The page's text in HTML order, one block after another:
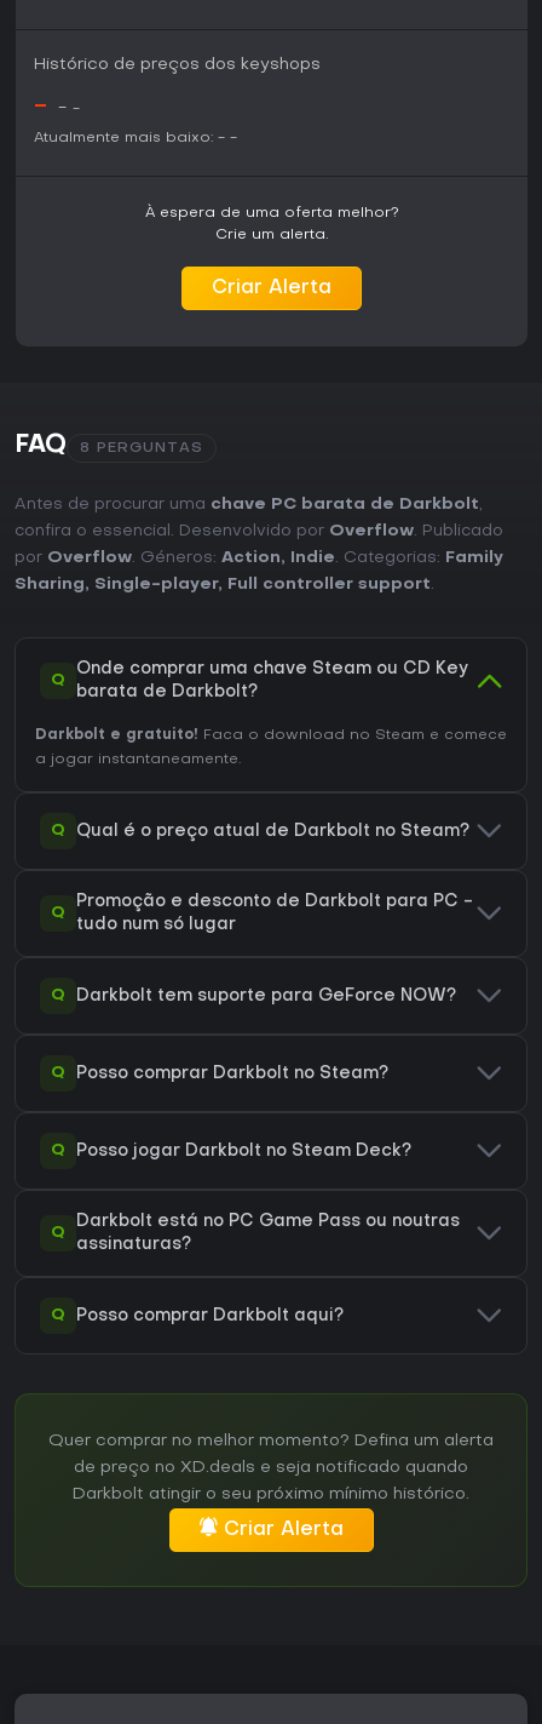
Histórico de preços dos keyshops
- - -
Atualmente mais baixo: - -
À espera de uma oferta melhor?
Crie um alerta.
Criar Alerta
FAQ 8 PERGUNTAS
Antes de procurar uma chave PC barata de Darkbolt,
confira o essencial. Desenvolvido por Overflow. Publicado
por Overflow. Géneros: Action, Indie. Categorias:
Family
Sharing, Single-player, Full controller support.
Q
Onde comprar uma chave Steam ou CD Key
barata de Darkbolt?
Darkbolt e gratuito! Faca o download no Steam e comece
a jogar instantaneamente.
Q Qual é o preço atual de Darkbolt no Steam?
Q
Promoção e desconto de Darkbolt para PC -
tudo num só lugar
Q Darkbolt tem suporte para GeForce NOW?
Q Posso comprar Darkbolt no Steam?
Q Posso jogar Darkbolt no Steam Deck?
Q
Darkbolt está no PC Game Pass ou noutras
assinaturas?
Q Posso comprar Darkbolt aqui?
Quer comprar no melhor momento? Defina um alerta
de preço no XD.deals e seja notificado quando
Darkbolt atingir o seu próximo mínimo histórico.
Criar Alerta